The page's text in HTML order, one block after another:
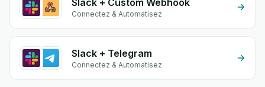
Slack + Custom Webhook
Connectez & Automatisez
Slack + Telegram
Connectez & Automatisez